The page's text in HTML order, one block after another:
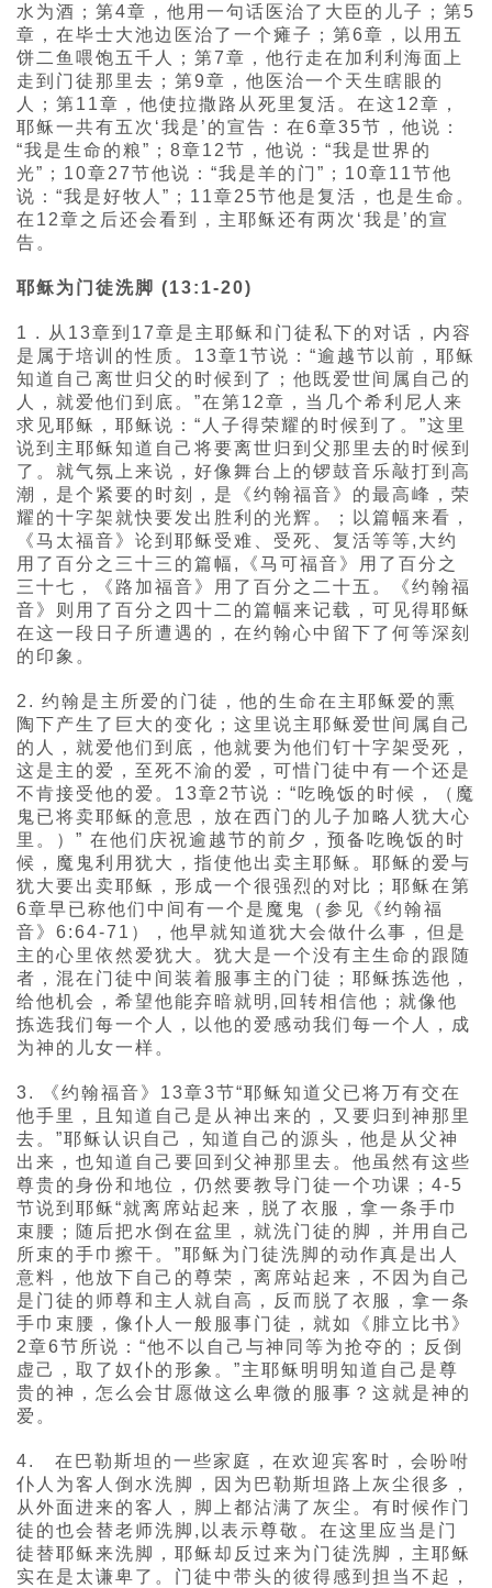
水为酒；第4章，他用一句话医治了大臣的儿子；第5
章，在毕士大池边医治了一个瘫子；第6章，以用五
饼二鱼喂饱五千人；第7章，他行走在加利利海面上
走到门徒那里去；第9章，他医治一个天生瞎眼的
人；第11章，他使拉撒路从死里复活。在这12章，
耶稣一共有五次‘我是’的宣告：在6章35节，他说：
“我是生命的粮”；8章12节，他说：“我是世界的
光”；10章27节他说：“我是羊的门”；10章11节他
说：“我是好牧人”；11章25节他是复活，也是生命。
在12章之后还会看到，主耶稣还有两次‘我是’的宣
告。
耶稣为门徒洗脚 (13:1-20)
1 . 从13章到17章是主耶稣和门徒私下的对话，内容
是属于培训的性质。13章1节说：“逾越节以前，耶稣
知道自己离世归父的时候到了；他既爱世间属自己的
人，就爱他们到底。”在第12章，当几个希利尼人来
求见耶稣，耶稣说：“人子得荣耀的时候到了。”这里
说到主耶稣知道自己将要离世归到父那里去的时候到
了。就气氛上来说，好像舞台上的锣鼓音乐敲打到高
潮，是个紧要的时刻，是《约翰福音》的最高峰，荣
耀的十字架就快要发出胜利的光辉。；以篇幅来看，
《马太福音》论到耶稣受难、受死、复活等等,大约
用了百分之三十三的篇幅,《马可福音》用了百分之
三十七，《路加福音》用了百分之二十五。《约翰福
音》则用了百分之四十二的篇幅来记载，可见得耶稣
在这一段日子所遭遇的，在约翰心中留下了何等深刻
的印象。
2. 约翰是主所爱的门徒，他的生命在主耶稣爱的熏
陶下产生了巨大的变化；这里说主耶稣爱世间属自己
的人，就爱他们到底，他就要为他们钉十字架受死，
这是主的爱，至死不渝的爱，可惜门徒中有一个还是
不肯接受他的爱。13章2节说：“吃晚饭的时候，（魔
鬼已将卖耶稣的意思，放在西门的儿子加略人犹大心
里。）” 在他们庆祝逾越节的前夕，预备吃晚饭的时
候，魔鬼利用犹大，指使他出卖主耶稣。耶稣的爱与
犹大要出卖耶稣，形成一个很强烈的对比；耶稣在第
6章早已称他们中间有一个是魔鬼（参见《约翰福
音》6:64-71），他早就知道犹大会做什么事，但是
主的心里依然爱犹大。犹大是一个没有主生命的跟随
者，混在门徒中间装着服事主的门徒；耶稣拣选他，
给他机会，希望他能弃暗就明,回转相信他；就像他
拣选我们每一个人，以他的爱感动我们每一个人，成
为神的儿女一样。
3. 《约翰福音》13章3节“耶稣知道父已将万有交在
他手里，且知道自己是从神出来的，又要归到神那里
去。”耶稣认识自己，知道自己的源头，他是从父神
出来，也知道自己要回到父神那里去。他虽然有这些
尊贵的身份和地位，仍然要教导门徒一个功课；4-5
节说到耶稣“就离席站起来，脱了衣服，拿一条手巾
束腰；随后把水倒在盆里，就洗门徒的脚，并用自己
所束的手巾擦干。”耶稣为门徒洗脚的动作真是出人
意料，他放下自己的尊荣，离席站起来，不因为自己
是门徒的师尊和主人就自高，反而脱了衣服，拿一条
手巾束腰，像仆人一般服事门徒，就如《腓立比书》
2章6节所说：“他不以自己与神同等为抢夺的；反倒
虚己，取了奴仆的形象。”主耶稣明明知道自己是尊
贵的神，怎么会甘愿做这么卑微的服事？这就是神的
爱。
4. 在巴勒斯坦的一些家庭，在欢迎宾客时，会吩咐
仆人为客人倒水洗脚，因为巴勒斯坦路上灰尘很多，
从外面进来的客人，脚上都沾满了灰尘。有时候作门
徒的也会替老师洗脚,以表示尊敬。在这里应当是门
徒替耶稣来洗脚，耶稣却反过来为门徒洗脚，主耶稣
实在是太谦卑了。门徒中带头的彼得感到担当不起，